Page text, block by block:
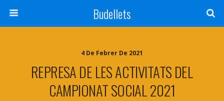
Budellets
4 De Febrer De 2021
REPRESA DE LES ACTIVITATS DEL
CAMPIONAT SOCIAL 2021